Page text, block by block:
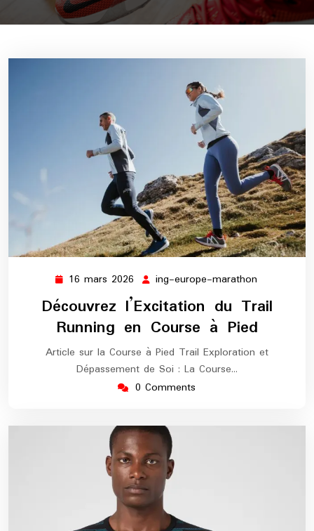
16 mars 2026 16
mars
2026
ing-europe-marathon
europe-
marathon
Découvrez l’Excitation du Trail
Running en Course à Pied
Article sur la Course à Pied Trail Exploration et
Dépassement de Soi : La Course…
0 Comments